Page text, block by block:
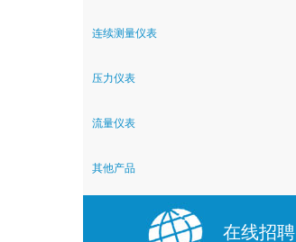
连续测量仪表
压力仪表
流量仪表
其他产品
在线招聘